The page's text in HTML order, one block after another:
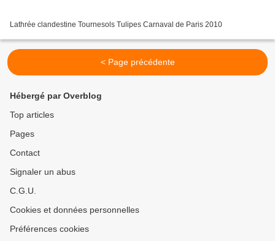
Lathrée clandestine Tournesols Tulipes Carnaval de Paris 2010
< Page précédente
Hébergé par Overblog
Top articles
Pages
Contact
Signaler un abus
C.G.U.
Cookies et données personnelles
Préférences cookies